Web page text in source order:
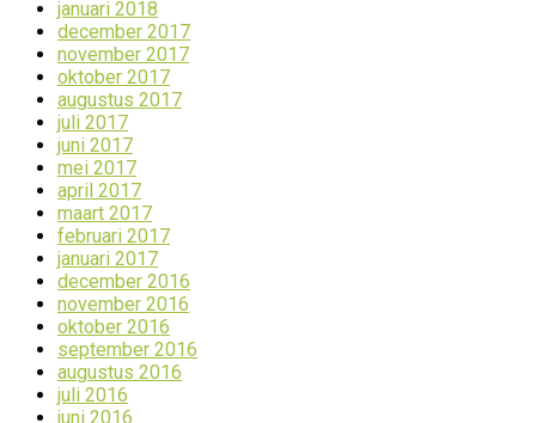
januari 2018
december 2017
november 2017
oktober 2017
augustus 2017
juli 2017
juni 2017
mei 2017
april 2017
maart 2017
februari 2017
januari 2017
december 2016
november 2016
oktober 2016
september 2016
augustus 2016
juli 2016
juni 2016